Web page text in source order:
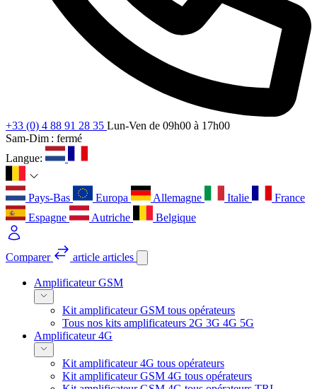
+33 (0) 4 88 91 28 35 Lun-Ven de 09h00 à 17h00
Sam-Dim : fermé
Langue:
Pays-Bas Europa Allemagne Italie
France
Espagne
Autriche Belgique
Comparer article articles
Amplificateur GSM
Kit amplificateur GSM tous opérateurs
Tous nos kits amplificateurs 2G 3G 4G 5G
Amplificateur 4G
Kit amplificateur 4G tous opérateurs
Kit amplificateur GSM 4G tous opérateurs